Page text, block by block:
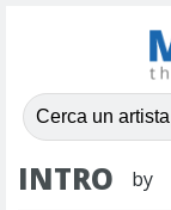
INTRO by